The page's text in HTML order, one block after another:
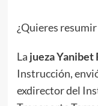
¿Quieres
La jueza Yanibet
Instrucción,
exdirector del